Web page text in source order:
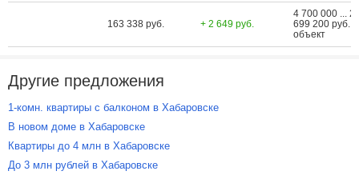
163 338 руб. + 2 649 руб.
4 700 000 ...
699 200 руб.
объект
Другие предложения
1-комн. квартиры с балконом в Хабаровске
В новом доме в Хабаровске
Квартиры до 4 млн в Хабаровске
До 3 млн рублей в Хабаровске